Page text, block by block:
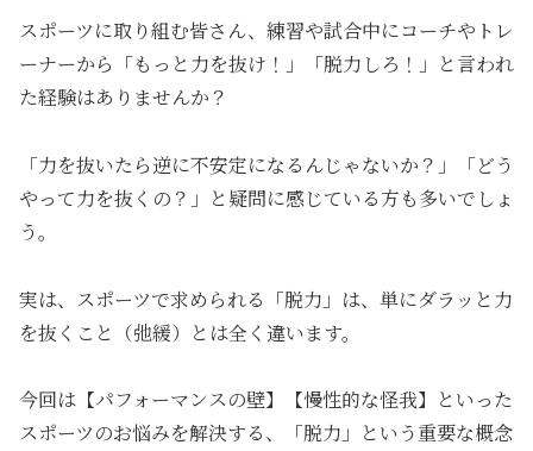
スポーツに取り組む皆さん、練習や試合中にコーチやトレ
ーナーから「もっと力を抜け！」「脱力しろ！」と言われ
た経験はありませんか？
「力を抜いたら逆に不安定になるんじゃないか？」「どう
やって力を抜くの？」と疑問に感じている方も多いでしょ
う。
実は、スポーツで求められる「脱力」は、単にダラッと力
を抜くこと（弛緩）とは全く違います。
今回は【パフォーマンスの壁】【慢性的な怪我】といった
スポーツのお悩みを解決する、「脱力」という重要な概念